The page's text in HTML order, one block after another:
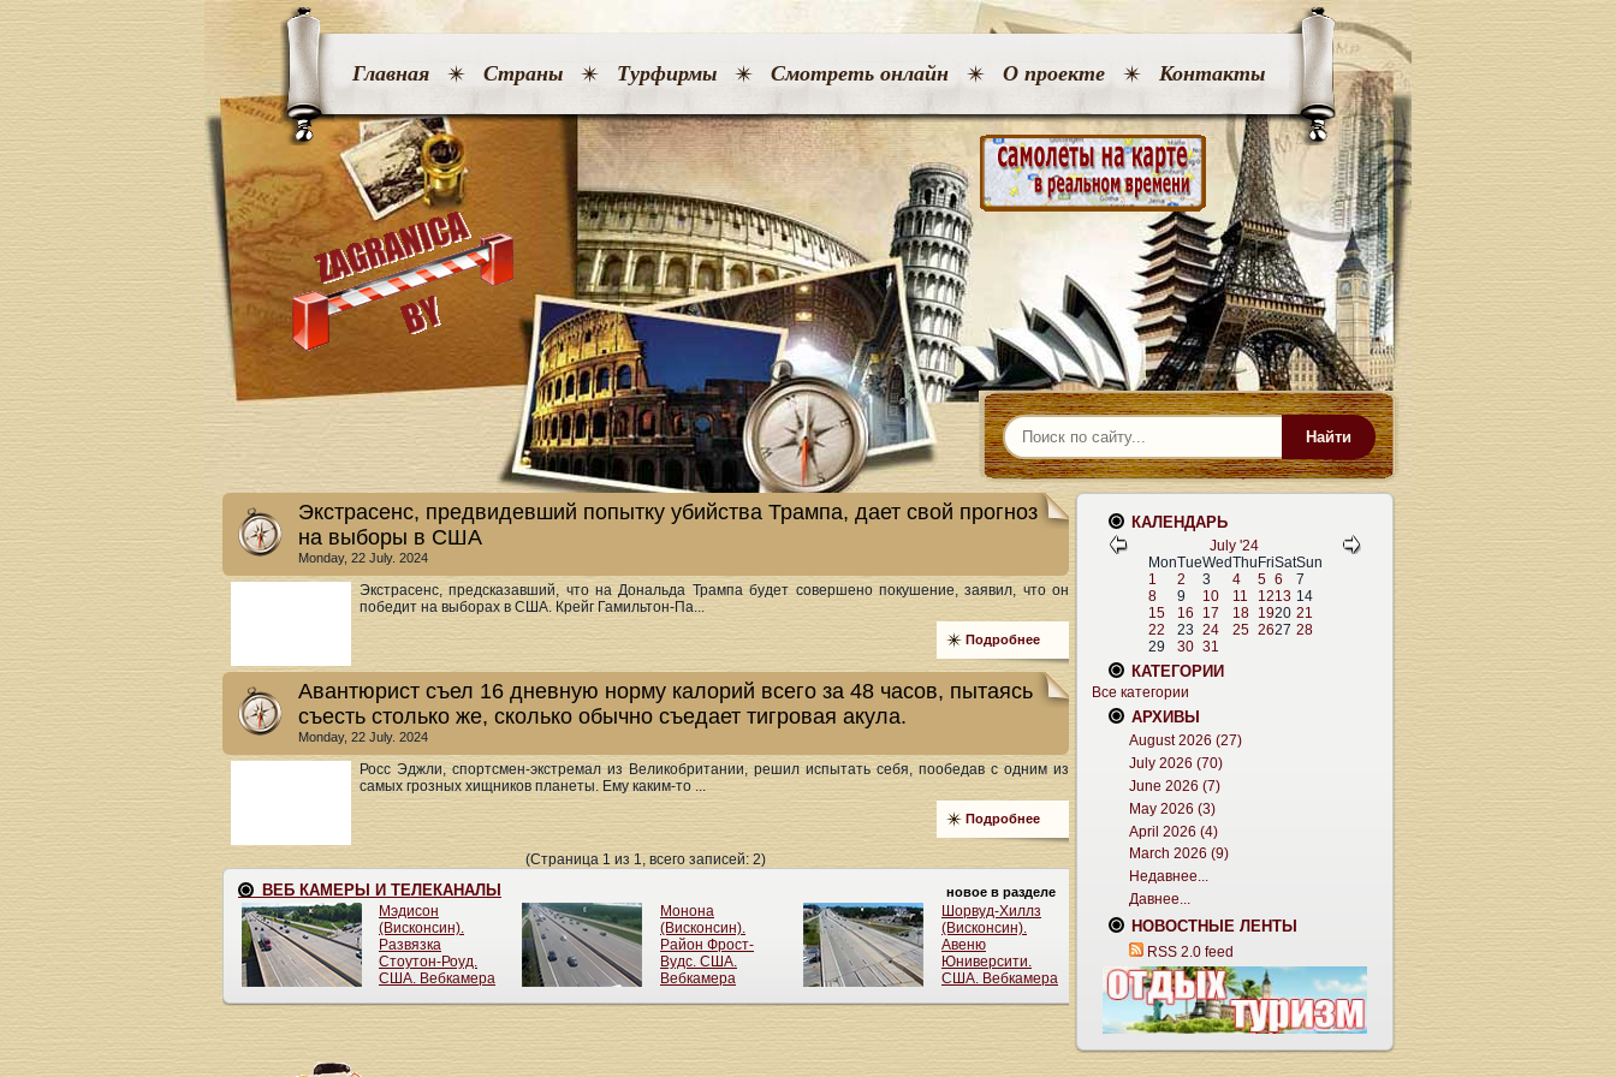
Главная Страны Турфирмы Смотреть онлайн О проекте Контакты
Найти
Экстрасенс, предвидевший попытку убийства Трампа, дает свой прогноз
на выборы в США
Monday, 22 July. 2024
Экстрасенс, предсказавший, что на Дональда Трампа будет совершено покушение, заявил, что он
победит на выборах в США. Крейг Гамильтон-Па...
Подробнее
Авантюрист съел 16 дневную норму калорий всего за 48 часов, пытаясь
съесть столько же, сколько обычно съедает тигровая акула.
Monday, 22 July. 2024
Росс Эджли, спортсмен-экстремал из Великобритании, решил испытать себя, пообедав с одним из
самых грозных хищников планеты. Ему каким-то ...
Подробнее
(Страница 1 из 1, всего записей: 2)
КАЛЕНДАРЬ
July '24
MonTueWedThu FriSatSun
1
2 3 4 5 6
7
8
9 10 11 1213 14
15
16 17 18 1920 21
22
23 24 25 2627 28
29
30 31
КАТЕГОРИИ
Все категории
АРХИВЫ
August 2026 (27)
July 2026 (70)
June 2026 (7)
May 2026 (3)
April 2026 (4)
March 2026 (9)
Недавнее...
Давнее...
НОВОСТНЫЕ ЛЕНТЫ
RSS 2.0 feed